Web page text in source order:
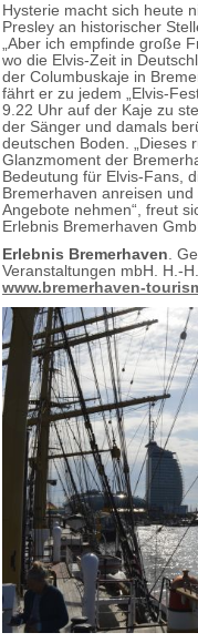
Hysterie macht sich heute
Presley an historischer
„Aber ich empfinde große
wo die Elvis-Zeit in
der Columbuskaje in
fährt er zu jedem „Elvis-
9.22 Uhr auf der Kaje zu
der Sänger und damals
deutschen Boden. „Dieses
Glanzmoment der
Bedeutung für Elvis-Fans,
Bremerhaven anreisen
Angebote nehmen“, freut
Erlebnis Bremerhaven
Erlebnis Bremerhaven .
Veranstaltungen mbH. H.-
www.bremerhaven-